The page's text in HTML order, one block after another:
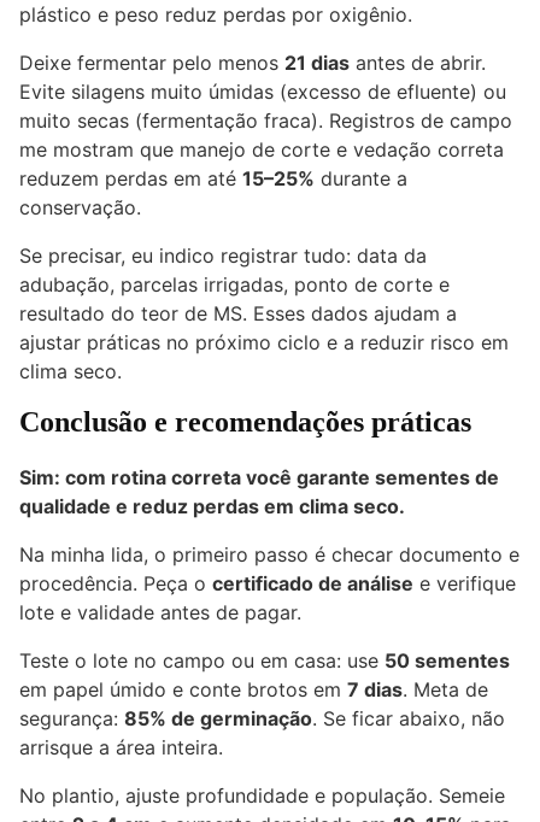
plástico e peso reduz perdas por oxigênio.
Deixe fermentar pelo menos 21 dias antes de abrir.
Evite silagens muito úmidas (excesso de efluente) ou
muito secas (fermentação fraca). Registros de campo
me mostram que manejo de corte e vedação correta
reduzem perdas em até 15–25% durante a
conservação.
Se precisar, eu indico registrar tudo: data da
adubação, parcelas irrigadas, ponto de corte e
resultado do teor de MS. Esses dados ajudam a
ajustar práticas no próximo ciclo e a reduzir risco em
clima seco.
Conclusão e recomendações práticas
Sim: com rotina correta você garante sementes de
qualidade e reduz perdas em clima seco.
Na minha lida, o primeiro passo é checar documento e
procedência. Peça o certificado de análise e verifique
lote e validade antes de pagar.
Teste o lote no campo ou em casa: use 50 sementes
em papel úmido e conte brotos em 7 dias. Meta de
segurança: 85% de germinação. Se ficar abaixo, não
arrisque a área inteira.
No plantio, ajuste profundidade e população. Semeie